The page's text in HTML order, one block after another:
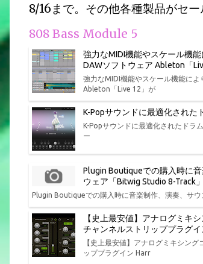
8/16まで。その他各種製品がセー
808 Bass Module 5
強力なMIDI機能やスケール機
DAWソフトウェア Ableton「
強力なMIDI機能やスケール機能に
Ableton「Live 12」が
K-Popサウンドに最適化された
K-Popサウンドに最適化されたドラ
ー
Plugin Boutiqueでの購入時に
ウェア「Bitwig Studio 8-Track
Plugin Boutiqueでの購入時に音楽制作、演奏、サ
【史上最安値】アナログミキ
チャンネルストリッププラグ
【史上最安値】アナログミキシン
ッププラグイン Harr